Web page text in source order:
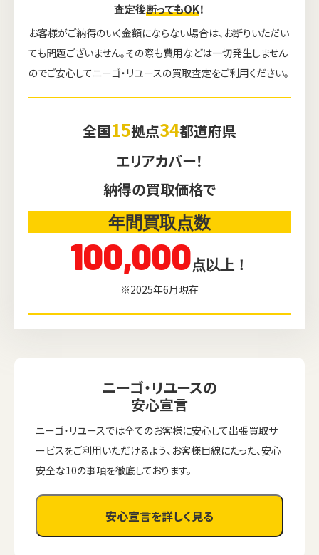
査定後断ってもOK！
お客様がご納得のいく金額にならない場合は、お断りいただい
ても問題ございません。その際も費用などは一切発生しません
のでご安心してニーゴ・リユースの買取査定をご利用ください。
全国15拠点34都道府県
エリアカバー！
納得の買取価格で
年間買取点数
100,000点以上！
※2025年6月現在
ニーゴ・リユースの
安心宣言
ニーゴ・リユースでは全てのお客様に安心して出張買取サ
ービスをご利用いただけるよう、お客様目線にたった、安心
安全な10の事項を徹底しております。
安心宣言を詳しく見る